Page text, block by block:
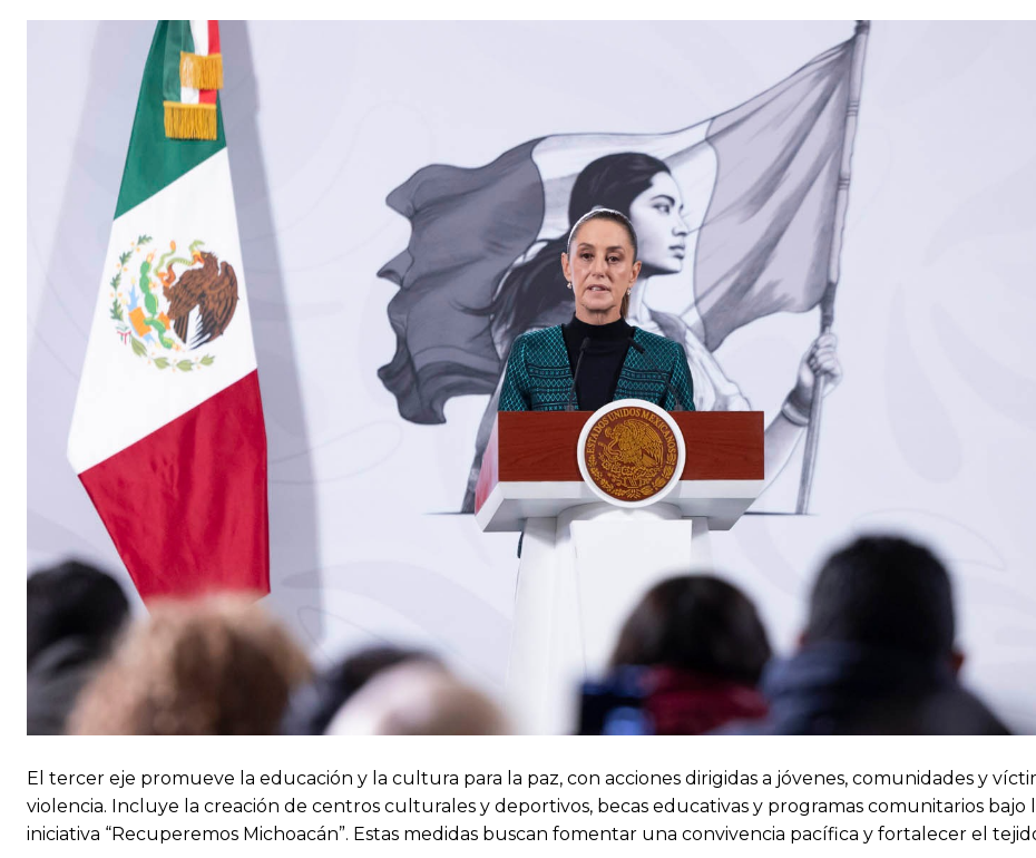
El tercer eje promueve la educación y la cultura para la paz, con acciones dirigidas a jóvenes, comunidades y
violencia. Incluye la creación de centros culturales y deportivos, becas educativas y programas comunitarios bajo
iniciativa “Recuperemos Michoacán”. Estas medidas buscan fomentar una convivencia pacífica y fortalecer el